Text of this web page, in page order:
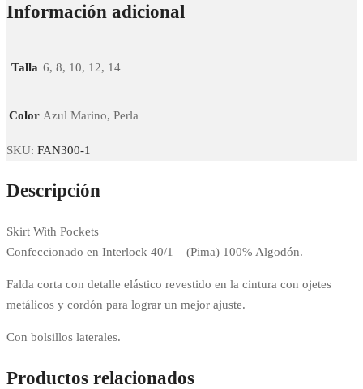
Información adicional
Talla 6, 8, 10, 12, 14
Color Azul Marino, Perla
SKU: FAN300-1
Descripción
Skirt With Pockets
Confeccionado en Interlock 40/1 – (Pima) 100% Algodón.
Falda corta con detalle elástico revestido en la cintura con ojetes
metálicos y cordón para lograr un mejor ajuste.
Con bolsillos laterales.
Productos relacionados